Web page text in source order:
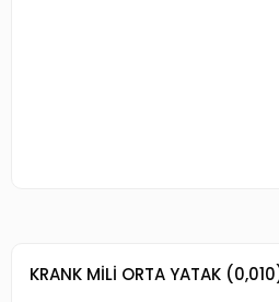
KRANK MİLİ ORTA YATAK